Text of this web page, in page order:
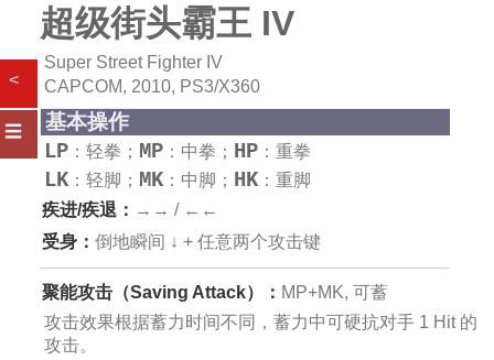
超级街头霸王 IV
Super Street Fighter IV
CAPCOM, 2010, PS3/X360
<
☰ 基本操作
LP ：轻拳； MP ：中拳； HP ：重拳
LK ：轻脚； MK ：中脚； HK ：重脚
疾进/疾退： →→ / ←←
受身： 倒地瞬间 ↓ + 任意两个攻击键
聚能攻击（Saving Attack）： MP+MK, 可蓄
攻击效果根据蓄力时间不同，蓄力中可硬抗对手 1 Hit 的
攻击。